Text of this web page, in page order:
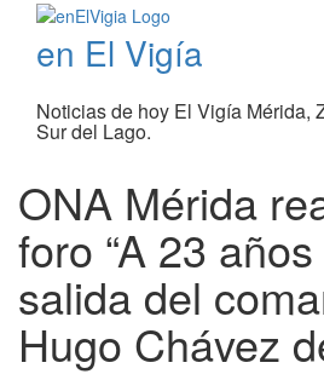
en El Vigía
Noticias de hoy El Vigía Mérida,
Sur del Lago.
ONA Mérida
foro “A 23
salida del
Hugo Chávez